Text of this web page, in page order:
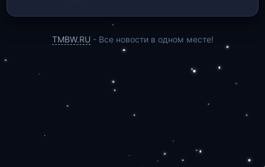
TMBW.RU - Все новости в одном месте!